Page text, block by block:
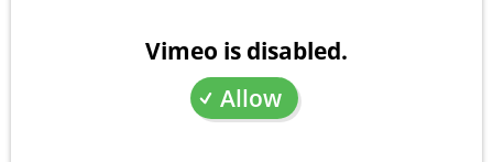
Vimeo is disabled.
Allow